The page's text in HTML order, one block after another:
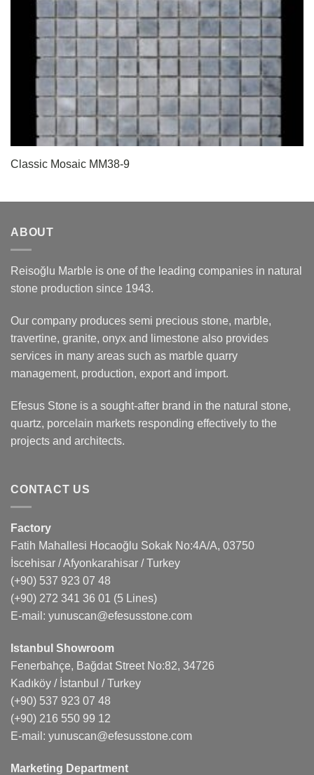
Classic Mosaic MM38-9
ABOUT
Reisoğlu Marble is one of the leading companies in natural
stone production since 1943.
Our company produces semi precious stone, marble,
travertine, granite, onyx and limestone also provides
services in many areas such as marble quarry
management, production, export and import.
Efesus Stone is a sought-after brand in the natural stone,
quartz, porcelain markets responding effectively to the
projects and architects.
CONTACT US
Factory
Fatih Mahallesi Hocaoğlu Sokak No:4A/A, 03750
İscehisar / Afyonkarahisar / Turkey
(+90) 537 923 07 48
(+90) 272 341 36 01 (5 Lines)
E-mail: yunuscan@efesusstone.com
Istanbul Showroom
Fenerbahçe, Bağdat Street No:82, 34726
Kadıköy / İstanbul / Turkey
(+90) 537 923 07 48
(+90) 216 550 99 12
E-mail: yunuscan@efesusstone.com
Marketing Department